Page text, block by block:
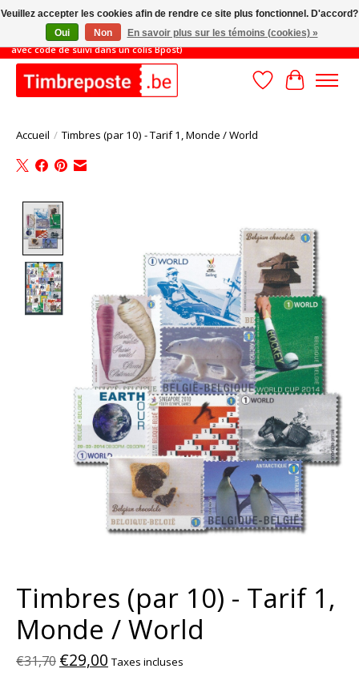
JUSQU'AU 31/8: MONTANT MINIMUM DE COMMANDE 45€ (livraison gratuite
avec code de suivi dans un colis Bpost)
Liste dePanier
Accueil / Timbres (par 10) - Tarif 1, Monde / World
Timbres (par 10) - Tarif 1,
Monde / World
€31,70 €29,00 Taxes incluses
Veuillez accepter les cookies afin de rendre ce site plus fonctionnel. D'accord?
Oui
Non En savoir plus sur les témoins (cookies) »